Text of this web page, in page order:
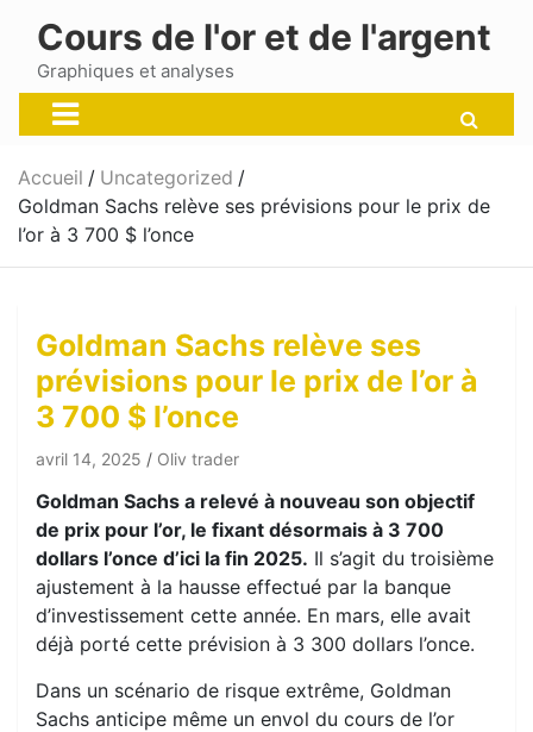
content
Cours de l'or et de l'argent
Graphiques et analyses
Accueil
Uncategorized
Goldman Sachs relève ses prévisions pour le prix de
l’or à 3 700 $ l’once
Goldman Sachs relève ses
prévisions pour le prix de l’or à
3 700 $ l’once
avril 14, 2025 Oliv trader
Goldman Sachs a relevé à nouveau son objectif
de prix pour l’or, le fixant désormais à 3 700
dollars l’once d’ici la fin 2025. Il s’agit du troisième
ajustement à la hausse effectué par la banque
d’investissement cette année. En mars, elle avait
déjà porté cette prévision à 3 300 dollars l’once.
Dans un scénario de risque extrême, Goldman
Sachs anticipe même un envol du cours de l’or